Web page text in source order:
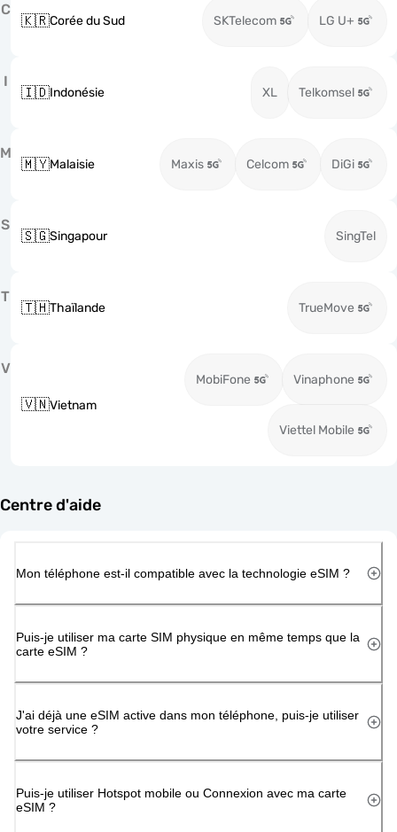
C
🇰🇷Corée du Sud SKTelecom LG U+
I
🇮🇩Indonésie XL Telkomsel
M
🇲🇾Malaisie Maxis Celcom DiGi
S
🇸🇬Singapour SingTel
T
🇹🇭Thaïlande TrueMove
V
🇻🇳Vietnam
MobiFone Vinaphone
Viettel Mobile
Centre d'aide
Mon téléphone est-il compatible avec la technologie eSIM ?
Puis-je utiliser ma carte SIM physique en même temps que la
carte eSIM ?
J'ai déjà une eSIM active dans mon téléphone, puis-je utiliser
votre service ?
Puis-je utiliser Hotspot mobile ou Connexion avec ma carte
eSIM ?